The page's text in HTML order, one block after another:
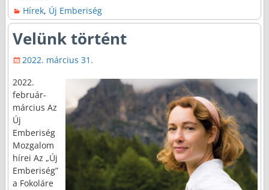
Hírek, Új Emberiség
Velünk történt
2022. március 31.
2022.
február-
március Az
Új
Emberiség
Mozgalom
hírei Az „Új
Emberiség”
a Fokoláre